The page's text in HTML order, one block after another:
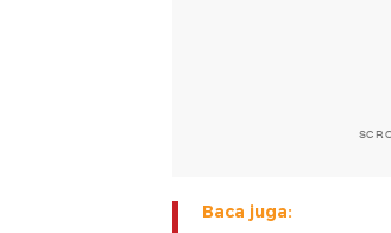
Baca juga: